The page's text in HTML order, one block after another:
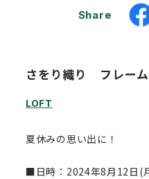
Share
さをり織り フレー
LOFT
夏休みの思い出に！
■日時：2024年8月12日(